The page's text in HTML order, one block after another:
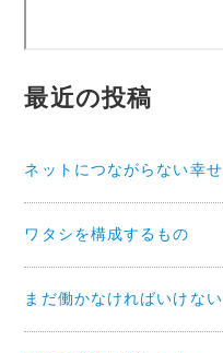
最近の投稿
ネットにつながらない幸せ
ワタシを構成するもの
まだ働かなければいけない